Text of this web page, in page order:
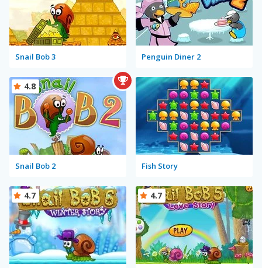
Snail Bob 3 Penguin Diner 2
Snail Bob 2
4.8
Fish Story
4.7 4.7